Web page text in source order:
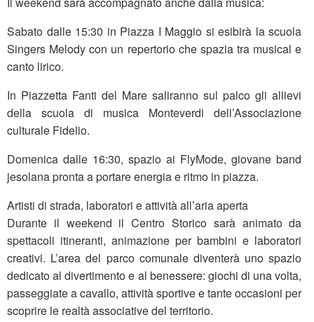
Sabato dalle 15:30 in Piazza I Maggio si esibirà la scuola
Singers Melody con un repertorio che spazia tra musical e
canto lirico.
In Piazzetta Fanti del Mare saliranno sul palco gli allievi
della scuola di musica Monteverdi dell’Associazione
culturale Fidelio.
Domenica dalle 16:30, spazio ai FlyMode, giovane band
jesolana pronta a portare energia e ritmo in piazza.
Artisti di strada, laboratori e attività all’aria aperta
Durante il weekend il Centro Storico sarà animato da
spettacoli itineranti, animazione per bambini e laboratori
creativi. L’area del parco comunale diventerà uno spazio
dedicato al divertimento e al benessere: giochi di una volta,
passeggiate a cavallo, attività sportive e tante occasioni per
scoprire le realtà associative del territorio.